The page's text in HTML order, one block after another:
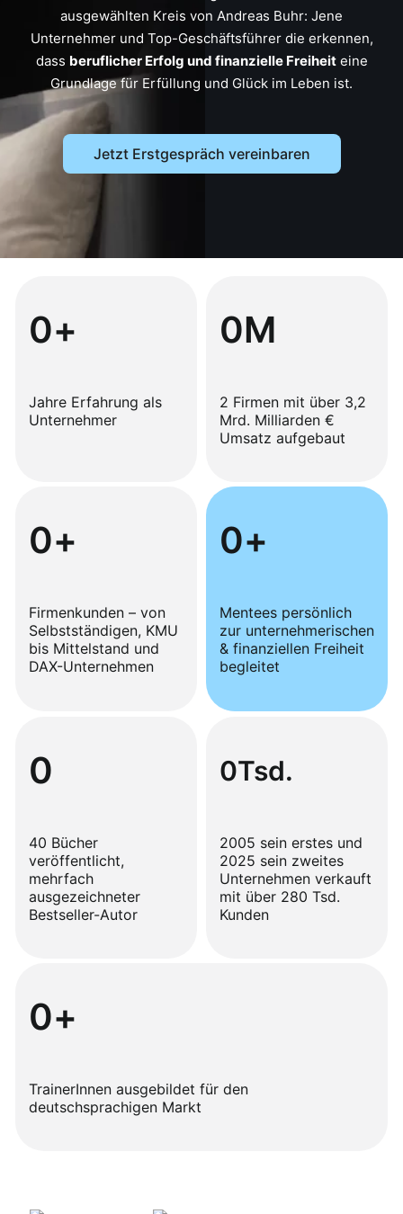
ausgewählten Kreis von Andreas Buhr: Jene
Unternehmer und Top-Geschäftsführer die erkennen,
dass beruflicher Erfolg und finanzielle Freiheiteine
Grundlage für Erfüllung und Glück im Leben ist.
Jetzt Erstgespräch vereinbaren
0+
Jahre Erfahrung als
Unternehmer
0M
2 Firmen mit über 3,2
Mrd. Milliarden €
Umsatz aufgebaut
0+
Firmenkunden – von
Selbstständigen, KMU
bis Mittelstand und
DAX-Unternehmen
0+
Mentees persönlich
zur unternehmerischen
& finanziellen Freiheit
begleitet
0+
TrainerInnen ausgebildet für den
deutschsprachigen Markt
0Tsd.
2005 sein erstes und
2025 sein zweites
Unternehmen verkauft
mit über 280 Tsd.
Kunden
0
40 Bücher
veröffentlicht,
mehrfach
ausgezeichneter
Bestseller-Autor